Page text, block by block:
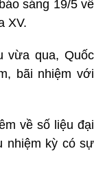
sáng 19/5 về
XV.
vừa qua, Quốc
bãi nhiệm với
về số liệu đại
nhiệm kỳ có sự